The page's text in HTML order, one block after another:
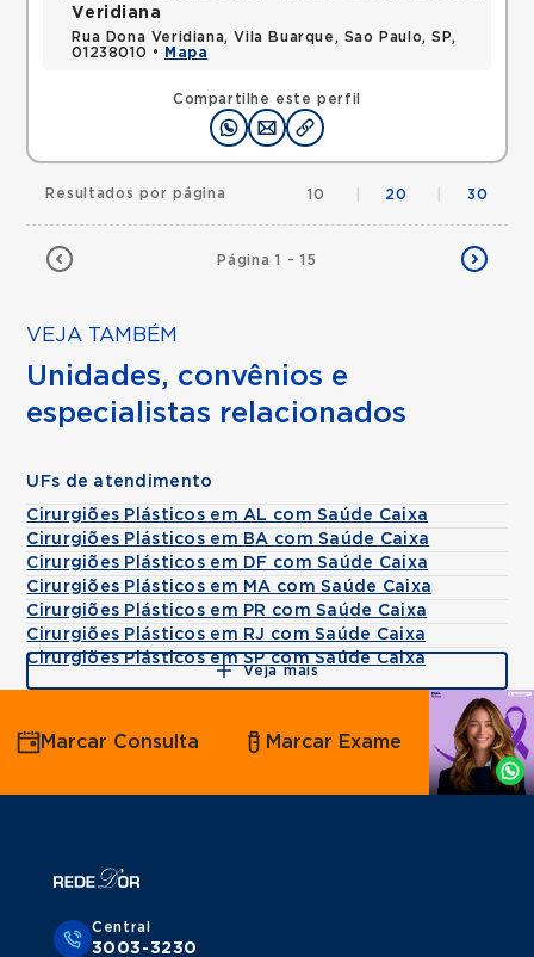
Compartilhe este perfil
Veridiana
Rua Dona Veridiana, Vila Buarque, Sao Paulo, SP,
01238010 •
Mapa
Página 1 - 15
Resultados por página 10 20 30
VEJA TAMBÉM
Unidades, convênios e
especialistas relacionados
UFs de atendimento
Cirurgiões Plásticos em AL com Saúde Caixa
Cirurgiões Plásticos em BA com Saúde Caixa
Cirurgiões Plásticos em DF com Saúde Caixa
Cirurgiões Plásticos em MA com Saúde Caixa
Cirurgiões Plásticos em PR com Saúde Caixa
Cirurgiões Plásticos em RJ com Saúde Caixa
Cirurgiões Plásticos em SP com Saúde Caixa
Veja mais
Agende
por
Whatsapp
Marcar Consulta Marcar Exame
Central
3003-3230